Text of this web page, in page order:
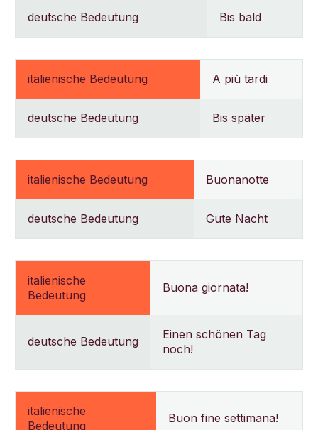
deutsche Bedeutung Bis bald
italienische Bedeutung A più tardi
deutsche Bedeutung Bis später
italienische Bedeutung Buonanotte
deutsche Bedeutung Gute Nacht
italienische
Bedeutung
Buona giornata!
deutsche Bedeutung
Einen schönen Tag
noch!
italienische
Bedeutung
Buon fine settimana!